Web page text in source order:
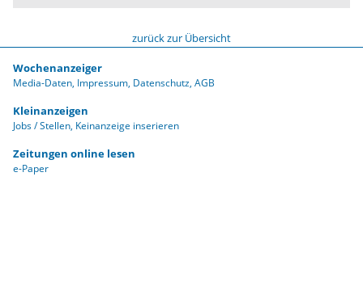
zurück zur Übersicht
Wochenanzeiger
Media-Daten Impressum Datenschutz AGB
Kleinanzeigen
Jobs / Stellen Keinanzeige inserieren
Zeitungen online lesen
e-Paper